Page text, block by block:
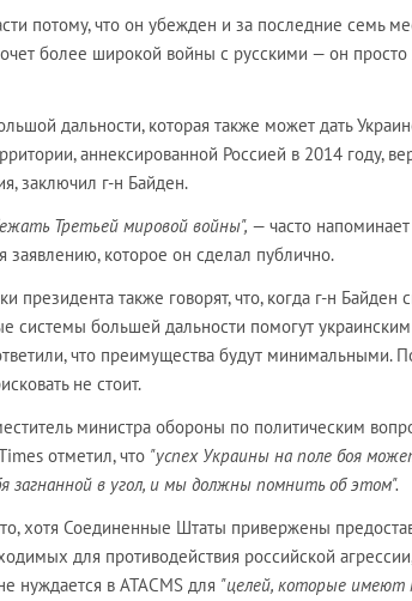
потому, что он убежден и за последние семь
более широкой войны с русскими — он просто
дальности, которая также может дать
аннексированной Россией в 2014 году,
заключил г-н Байден.
Третьей мировой войны", — часто
заявлению, которое он сделал публично.
президента также говорят, что, когда г-н Байден
системы большей дальности помогут
что преимущества будут минимальными.
не стоит.
министра обороны по политическим
отметил, что "успех Украины на поле боя
загнанной в угол, и мы должны помнить об этом".
хотя Соединенные Штаты привержены
для противодействия российской
нуждается в ATACMS для "целей, которые имеют